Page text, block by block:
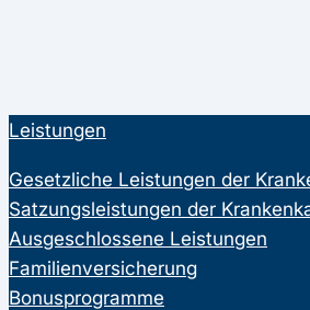
Leistungen
Gesetzliche Leistungen der
Satzungsleistungen der
Ausgeschlossene Leistungen
Familienversicherung
Bonusprogramme